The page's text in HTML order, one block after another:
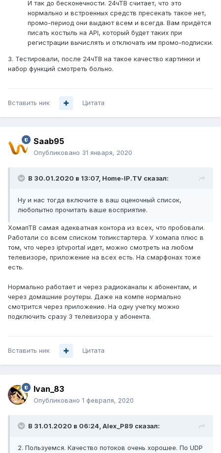
И так до бесконечности. 24чТВ считает, что это
нормально и встроенных средств пресекать такое нет,
промо-период они выдают всем и всегда. Вам придётся
писать костыль на API, который будет таких при
регистрации вычислять и отключать им промо-подписки.
3. Тестировали, после 24чТВ на такое качество картинки и
набор функций смотреть больно.
Вставить ник Цитата
Saab95
Опубликовано 31 января, 2020
В 30.01.2020 в 13:07, Home-IP.TV сказал:
Ну и нас тогда включите в ваш оценочный список,
любопытно прочитать ваше восприятие.
ХомапТВ самая адекватная контора из всех, что пробовали.
Работали со всем списком топикстартера. У хомапа плюс в
том, что через iptvportal идет, можно смотреть на любом
телевизоре, приложение на всех есть. На смарфонах тоже
есть.
Нормально работает и через радиоканалы к абонентам, и
через домашние роутеры. Даже на компе нормально
смотрится через приложение. На одну учетку можно
подключить сразу 3 телевизора у абонента.
Вставить ник Цитата
Ivan_83
Опубликовано 1 февраля, 2020
В 31.01.2020 в 06:24, Alex_P89 сказал:
2. Пользуемся. Качество потоков очень хорошее. По UDP